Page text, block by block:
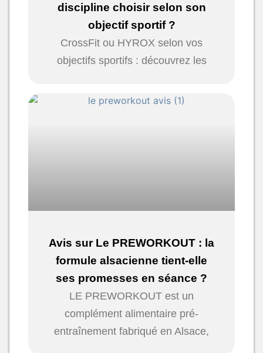
discipline choisir selon son
objectif sportif ?
CrossFit ou HYROX selon vos
objectifs sportifs : découvrez les
Avis sur Le PREWORKOUT : la
formule alsacienne tient-elle
ses promesses en séance ?
LE PREWORKOUT est un
complément alimentaire pré-
entraînement fabriqué en Alsace,